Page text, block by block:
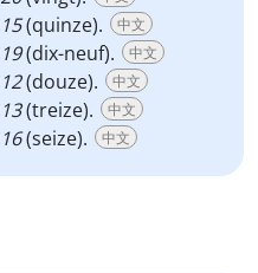
15(quinze). 中文
19(dix-neuf). 中文
12(douze). 中文
13(treize). 中文
16(seize). 中文